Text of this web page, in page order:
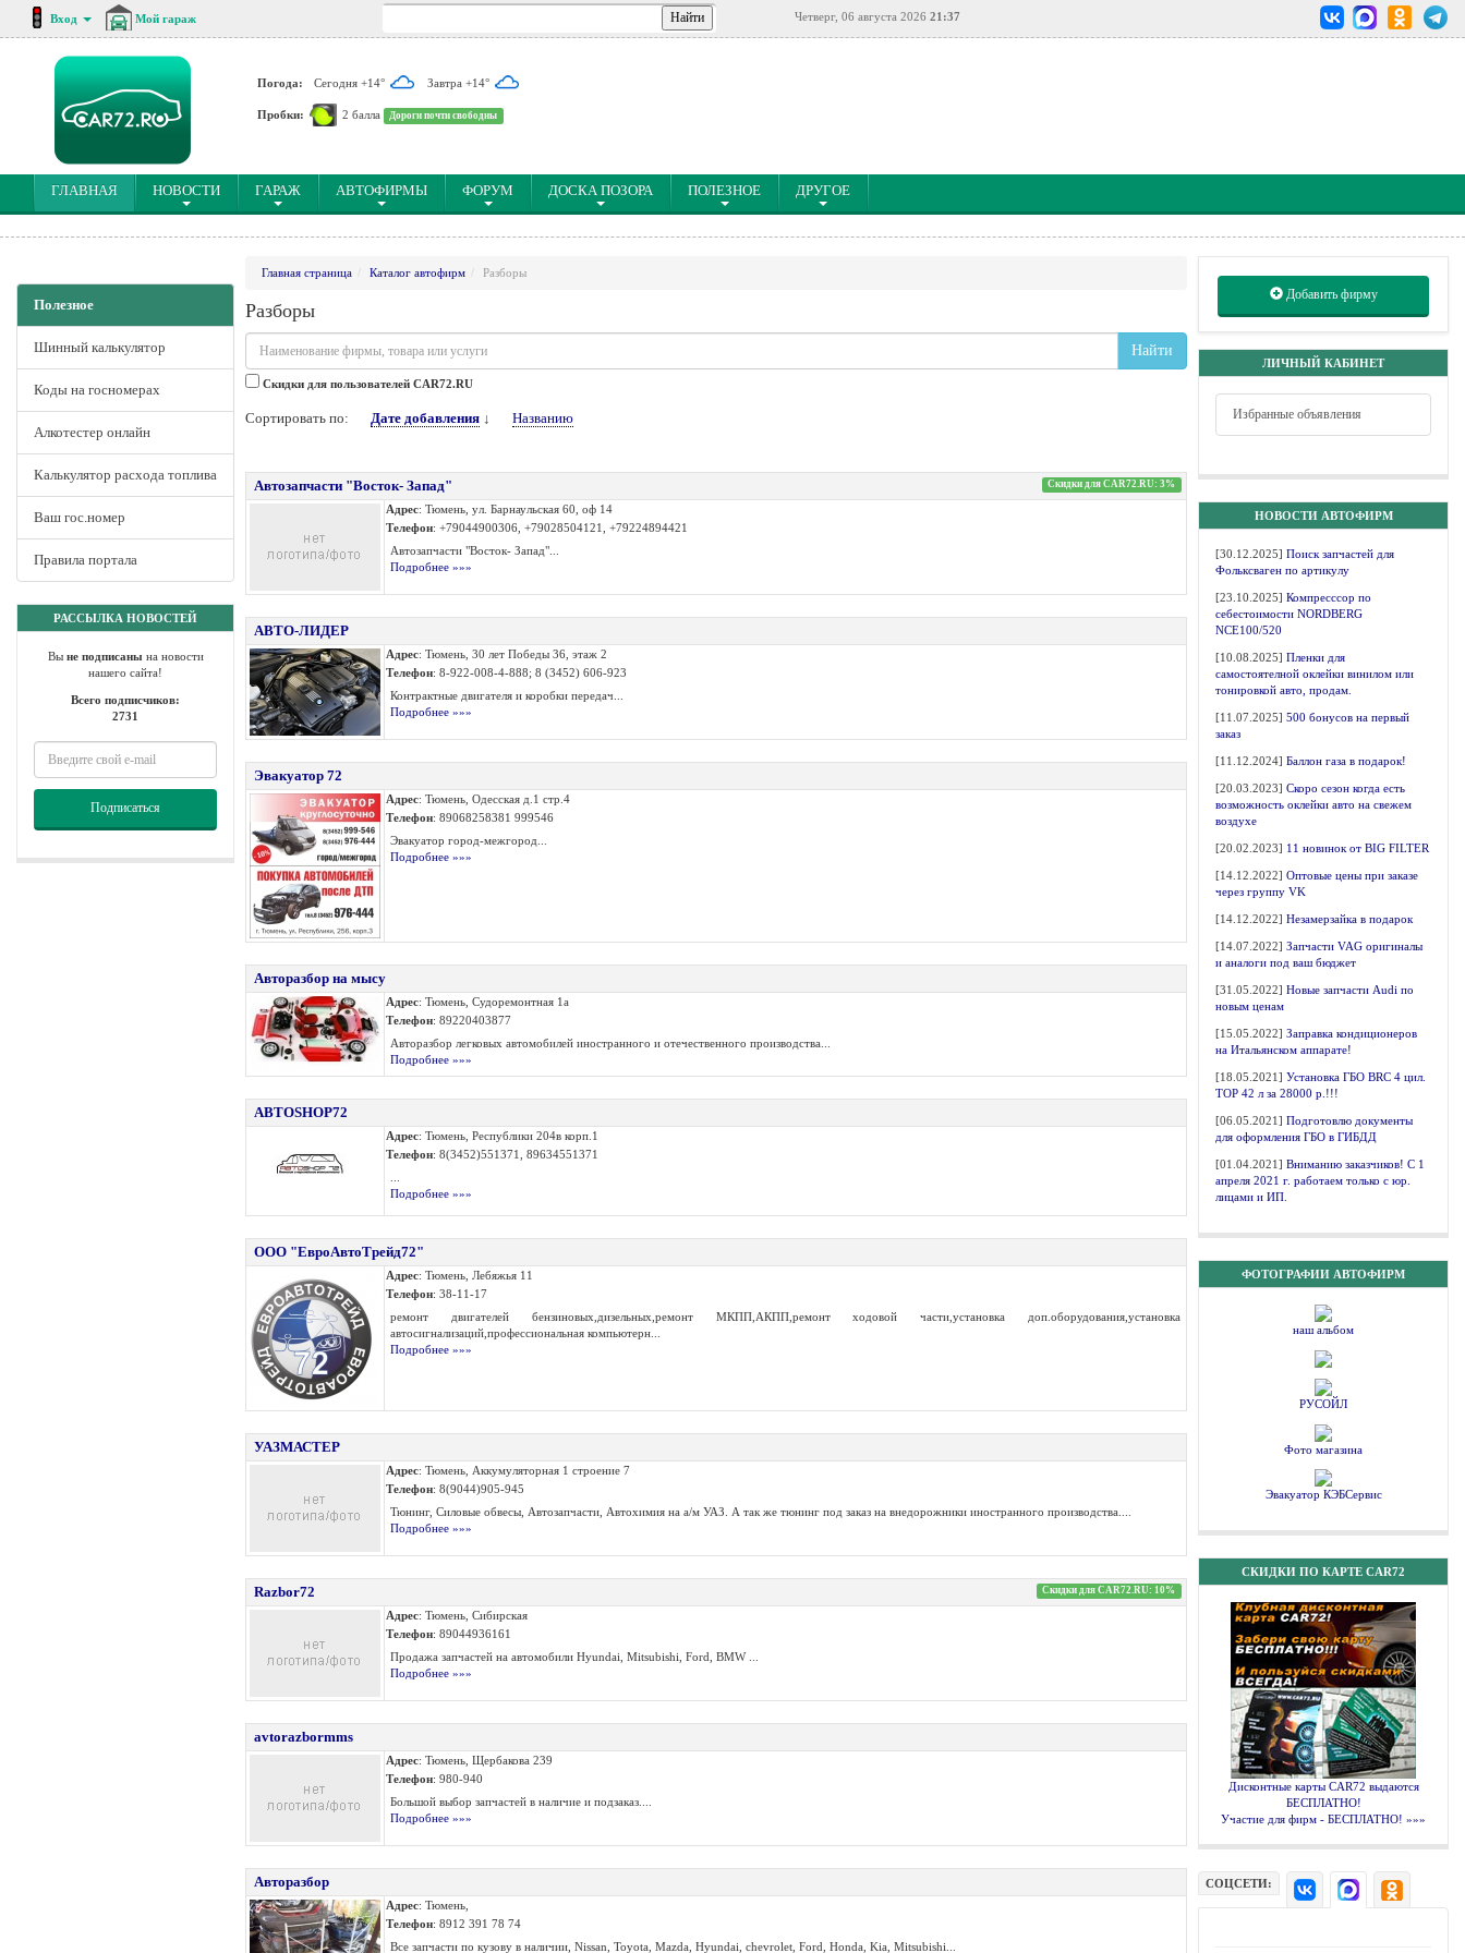
Вход Мой гараж Четверг, 06 августа 2026 21:37
Погода: Сегодня +14° Завтра +14°
Пробки: 2 балла Дороги почти свободны
ГЛАВНАЯ(CURRENT)
НОВОСТИ ГАРАЖ АВТОФИРМЫ ФОРУМ ДОСКА ПОЗОРА ПОЛЕЗНОЕ ДРУГОЕ
Полезное
Шинный калькулятор
Коды на госномерах
Алкотестер онлайн
Калькулятор расхода топлива
Ваш гос.номер
Правила портала
РАССЫЛКА НОВОСТЕЙ
Вы не подписанына новости
нашего сайта!
Всего подписчиков:
2731
Подписаться
Добавить фирму
ЛИЧНЫЙ КАБИНЕТ
Избранные объявления
НОВОСТИ АВТОФИРМ
[30.12.2025] Поиск запчастей для
Фольксваген по артикулу
[23.10.2025] Компресссор по
себестоимости NORDBERG
NCE100/520
[10.08.2025] Пленки для
самостоятелной оклейки винилом или
тонировкой авто, продам.
[11.07.2025] 500 бонусов на первый
заказ
[11.12.2024] Баллон газа в подарок!
[20.03.2023] Скоро сезон когда есть
возможность оклейки авто на свежем
воздухе
[20.02.2023] 11 новинок от BIG FILTER
[14.12.2022] Оптовые цены при заказе
через группу VK
[14.12.2022] Незамерзайка в подарок
[14.07.2022] Запчасти VAG оригиналы
и аналоги под ваш бюджет
[31.05.2022] Новые запчасти Audi по
новым ценам
[15.05.2022] Заправка кондиционеров
на Итальянском аппарате!
[18.05.2021] Установка ГБО BRC 4 цил.
ТОР 42 л за 28000 р.!!!
[06.05.2021] Подготовлю документы
для оформления ГБО в ГИБДД
[01.04.2021] Вниманию заказчиков! С 1
апреля 2021 г. работаем только с юр.
лицами и ИП.
ФОТОГРАФИИ АВТОФИРМ
наш альбом
РУСОЙЛ
Фото магазина
Эвакуатор КЭБСервис
СКИДКИ ПО КАРТЕ CAR72
Дисконтные карты CAR72 выдаются
БЕСПЛАТНО!
Участие для фирм - БЕСПЛАТНО! »»»
СОЦСЕТИ:
Главная страница Каталог автофирм Разборы
Разборы
Найти
Cкидки для пользователей CAR72.RU
Сортировать по: Дате добавления ↓ Названию
Автозапчасти "Восток- Запад" Скидки для CAR72.RU: 3%
Адрес: Тюмень, ул. Барнаульская 60, оф 14
Телефон: +79044900306, +79028504121, +79224894421
Автозапчасти "Восток- Запад"...
Подробнее »»»
АВТО-ЛИДЕР
Адрес: Тюмень, 30 лет Победы 36, этаж 2
Телефон: 8-922-008-4-888; 8 (3452) 606-923
Контрактные двигателя и коробки передач...
Подробнее »»»
Эвакуатор 72
Адрес: Тюмень, Одесская д.1 стр.4
Телефон: 89068258381 999546
Эвакуатор город-межгород...
Подробнее »»»
Авторазбор на мысу
Адрес: Тюмень, Судоремонтная 1а
Телефон: 89220403877
Авторазбор легковых автомобилей иностранного и отечественного производства...
Подробнее »»»
АВТОSHOP72
Адрес: Тюмень, Республики 204в корп.1
Телефон: 8(3452)551371, 89634551371
Подробнее »»»
ООО "ЕвроАвтоТрейд72"
Адрес: Тюмень, Лебяжья 11
Телефон: 38-11-17
ремонт двигателей бензиновых,дизельных,ремонт МКПП,АКПП,ремонт ходовой части,установка доп.оборудования,установка
автосигнализаций,профессиональная компьютерн...
Подробнее »»»
УАЗМАСТЕР
Адрес: Тюмень, Аккумуляторная 1 строение 7
Телефон: 8(9044)905-945
Тюнинг, Силовые обвесы, Автозапчасти, Автохимия на а/м УАЗ. А так же тюнинг под заказ на внедорожники иностранного производства....
Подробнее »»»
Razbor72 Скидки для CAR72.RU: 10%
Адрес: Тюмень, Сибирская
Телефон: 89044936161
Продажа запчастей на автомобили Hyundai, Mitsubishi, Ford, BMW ...
Подробнее »»»
avtorazbormms
Адрес: Тюмень, Щербакова 239
Телефон: 980-940
Большой выбор запчастей в наличие и подзаказ....
Подробнее »»»
Авторазбор
Адрес: Тюмень,
Телефон: 8912 391 78 74
Все запчасти по кузову в наличии, Nissan, Toyota, Mazda, Hyundai, chevrolet, Ford, Honda, Kia, Mitsubishi...